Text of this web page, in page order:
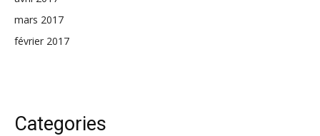
mars 2017
février 2017
Categories